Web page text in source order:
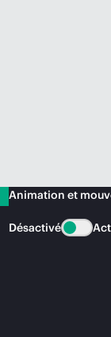
Animation et
Désactivé